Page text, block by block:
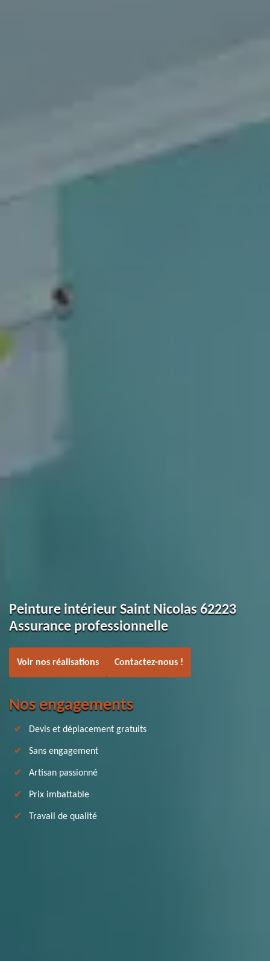
Peinture intérieur Saint Nicolas 62223
Assurance professionnelle
Voir nos réalisations Contactez-nous !
Nos engagements
Devis et déplacement gratuits
Sans engagement
Artisan passionné
Prix imbattable
Travail de qualité